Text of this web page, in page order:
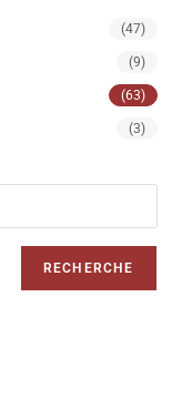
(47)
(9)
(63)
(3)
RECHERCHE